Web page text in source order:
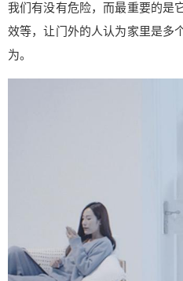
我们有没有危险，而最重要的是
效等，让门外的人认为家里是多
为。